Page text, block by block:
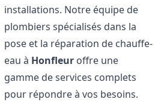
installations. Notre équipe de
plombiers spécialisés dans la
pose et la réparation de chauffe-
eau à Honfleur offre une
gamme de services complets
pour répondre à vos besoins.